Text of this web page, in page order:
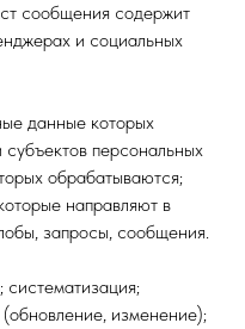
сообщения содержит
и социальных
данные которых
персональных
обрабатываются;
направляют в
запросы, сообщения.
изменение);